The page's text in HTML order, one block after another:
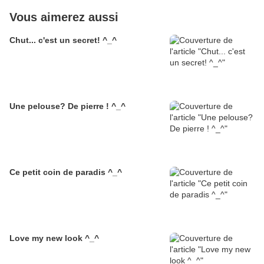
Vous aimerez aussi
Chut... c'est un secret! ^_^
Une pelouse? De pierre ! ^_^
Ce petit coin de paradis ^_^
Love my new look ^_^